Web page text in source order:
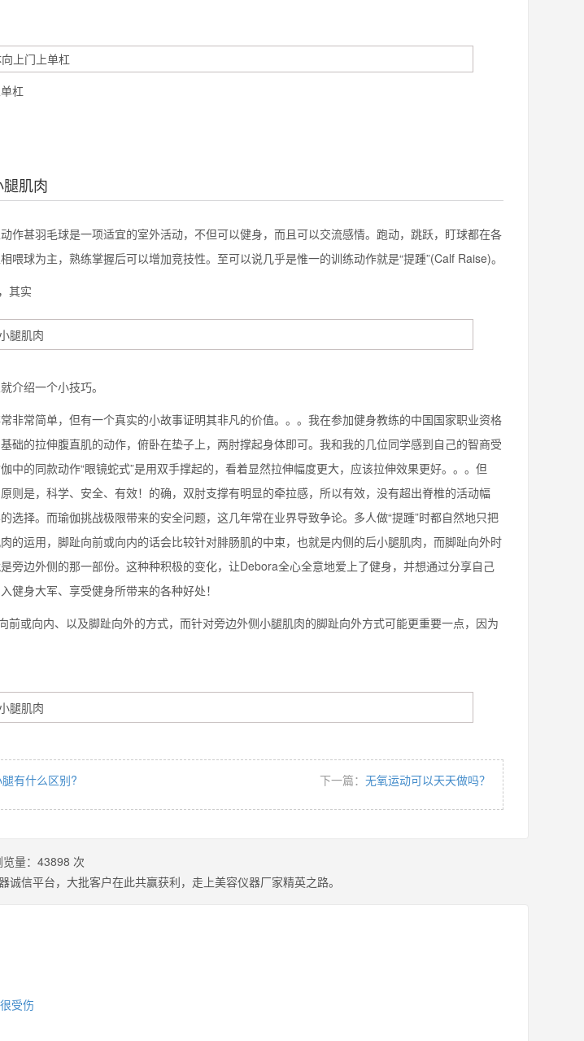
杠
肌肉
甚羽毛球是一项适宜的室外活动，不但可以健身，而且可以交流感情。跑动，跳跃，盯球都在各
喂球为主，熟练掌握后可以增加竞技性。至可以说几乎是惟一的训练动作就是“提踵”(Calf Raise)。
其实
绍一个小技巧。
常简单，但有一个真实的小故事证明其非凡的价值。。。我在参加健身教练的中国国家职业资格
础的拉伸腹直肌的动作，俯卧在垫子上，两肘撑起身体即可。我和我的几位同学感到自己的智商受
中的同款动作“眼镜蛇式”是用双手撑起的，看着显然拉伸幅度更大，应该拉伸效果更好。。。但
则是，科学、安全、有效！的确，双肘支撑有明显的牵拉感，所以有效，没有超出脊椎的活动幅
选择。而瑜伽挑战极限带来的安全问题，这几年常在业界导致争论。多人做“提踵”时都自然地只把
的运用，脚趾向前或向内的话会比较针对腓肠肌的中束，也就是内侧的后小腿肌肉，而脚趾向外时
旁边外侧的那一部份。这种种积极的变化，让Debora全心全意地爱上了健身，并想通过分享自己
健身大军、享受健身所带来的各种好处！
或向内、以及脚趾向外的方式，而针对旁边外侧小腿肌肉的脚趾向外方式可能更重要一点，因为
有什么区别? 下一篇： 无氧运动可以天天做吗？
量： 43898 次
信平台，大批客户在此共赢获利，走上美容仪器厂家精英之路。
受伤